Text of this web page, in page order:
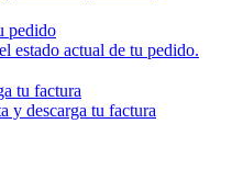
pedido
estado actual de tu pedido.
tu factura
y descarga tu factura